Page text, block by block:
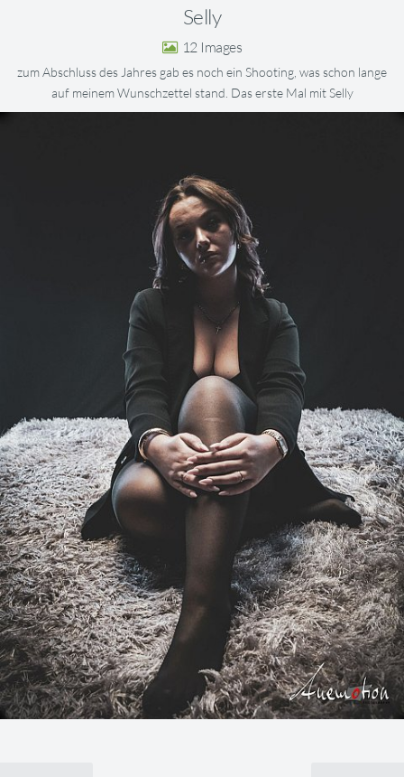
Selly
12
zum Abschluss des Jahres gab es noch ein Shooting, was schon lange
auf meinem Wunschzettel stand. Das erste Mal mit Selly